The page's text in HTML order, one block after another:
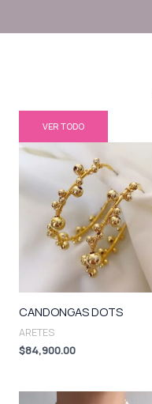
VER TODO
CANDONGAS DOTS
ARETES
$84,900.00